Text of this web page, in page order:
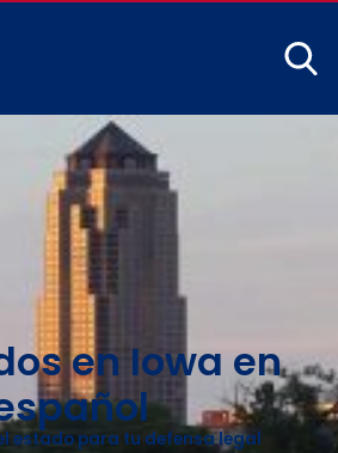
en Iowa en
estado para tu defensa legal